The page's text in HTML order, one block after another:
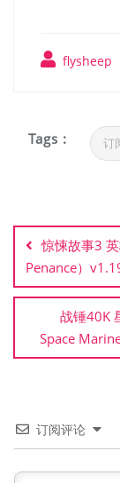
flysheep
Tags : 订
章
导
航
惊悚故事3
Penance）
战锤40K
Space
订阅评论